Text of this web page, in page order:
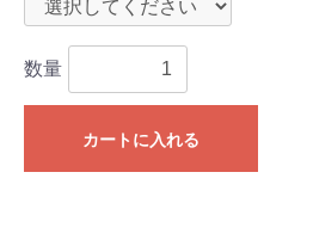
数量
カートに入れる